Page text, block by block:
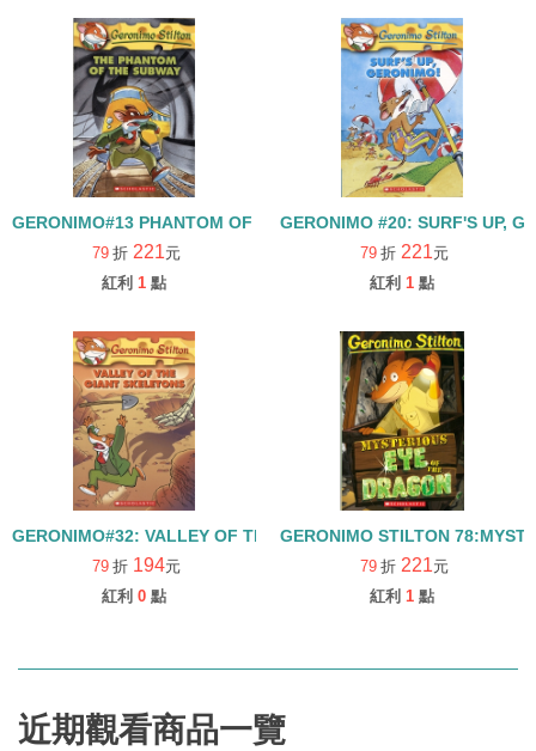
GERONIMO#13 PHANTOM OF SUBWAY
79 折 221元
紅利 1 點
GERONIMO #20: SURF'S UP,
79 折 221元
紅利 1 點
GERONIMO#32: VALLEY OF THE GIANT SKELETONS
79 折 194元
紅利 0 點
GERONIMO STILTON
79 折 221元
紅利 1 點
近期觀看商品一覽